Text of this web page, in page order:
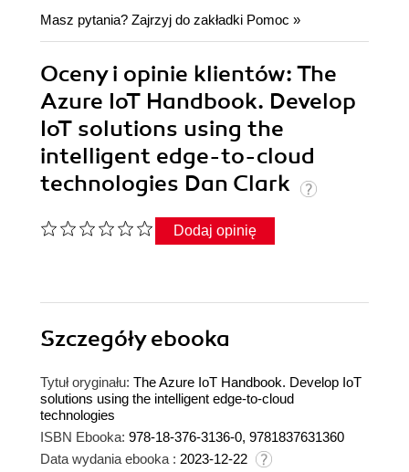
Masz pytania? Zajrzyj do zakładki Pomoc »
Oceny i opinie klientów: The
Azure IoT Handbook. Develop
IoT solutions using the
intelligent edge-to-cloud
technologies Dan Clark
Dodaj opinię
Szczegółyebooka
Tytuł oryginału: The Azure IoT Handbook. Develop IoT
solutions using the intelligent edge-to-cloud
technologies
ISBN Ebooka: 978-18-376-3136-0, 9781837631360
Data wydania ebooka : 2023-12-22